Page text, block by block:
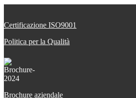
Certificazione ISO9001
Politica per la Qualità
Brochure aziendale